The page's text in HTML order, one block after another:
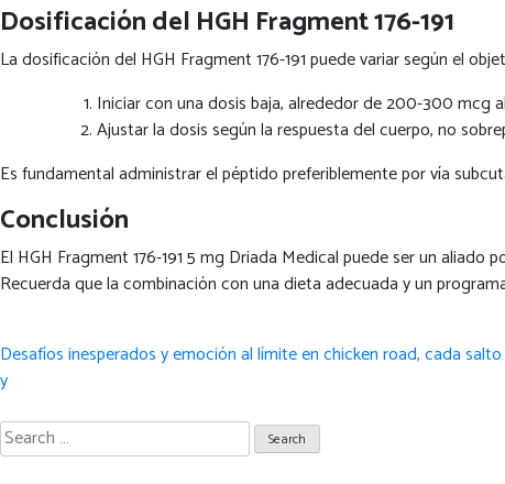
Dosificación del HGH Fragment 176-191
La dosificación del HGH Fragment 176-191 puede variar según el
Iniciar con una dosis baja, alrededor de 200-300 mcg
Ajustar la dosis según la respuesta del cuerpo, no
Es fundamental administrar el péptido preferiblemente por vía
Conclusión
El HGH Fragment 176-191 5 mg Driada Medical puede ser un
Recuerda que la combinación con una dieta adecuada y un
Post
navigation
Desafíos inesperados y emoción al límite en chicken road, cada
y
Search
for: